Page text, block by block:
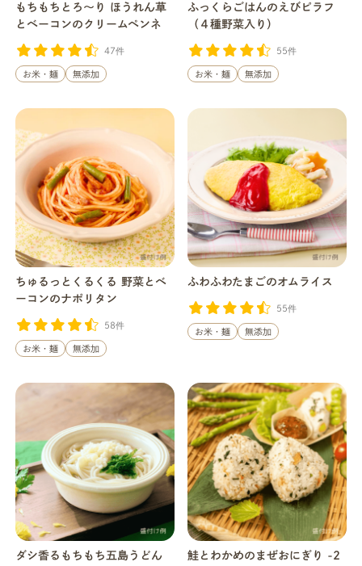
もちもちとろ〜り ほうれん草
とベーコンのクリームペンネ
47件
お米・麺 無添加
ふっくらごはんのえびピラフ
（４種野菜入り）
55件
お米・麺 無添加
ちゅるっとくるくる 野菜とベ
ーコンのナポリタン
58件
お米・麺 無添加
ふわふわたまごのオムライス
55件
お米・麺 無添加
ダシ香るもちもち五島うどん
鮭とわかめのまぜおにぎり -2